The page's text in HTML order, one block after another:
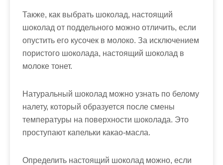
Также, как выбрать шоколад, настоящий
шоколад от поддельного можно отличить, если
опустить его кусочек в молоко. За исключением
пористого шоколада, настоящий шоколад в
молоке тонет.
Натуральный шоколад можно узнать по белому
налету, который образуется после смены
температуры на поверхности шоколада. Это
проступают капельки какао-масла.
Определить настоящий шоколад можно, если